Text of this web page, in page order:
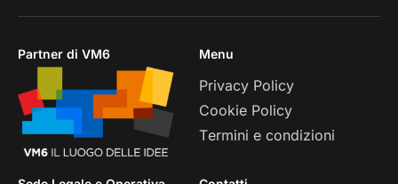
Partner di VM6 Menu
Privacy Policy
Cookie Policy
Termini e condizioni